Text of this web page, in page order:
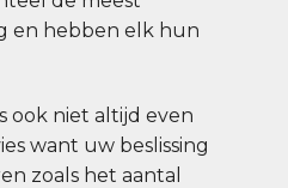
en hebben elk hun
ook niet altijd even
want uw beslissing
zoals het aantal